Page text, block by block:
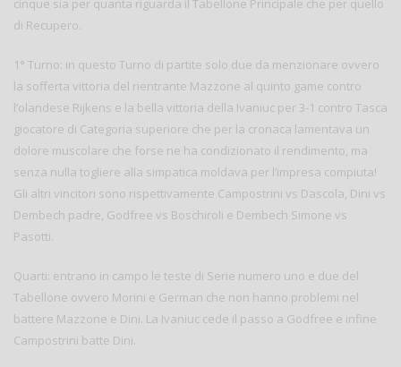
cinque sia per quanta riguarda il Tabellone Principale che per quello
di Recupero.
1° Turno: in questo Turno di partite solo due da menzionare ovvero
la sofferta vittoria del rientrante Mazzone al quinto game contro
l’olandese Rijkens e la bella vittoria della Ivaniuc per 3-1 contro Tasca
giocatore di Categoria superiore che per la cronaca lamentava un
dolore muscolare che forse ne ha condizionato il rendimento, ma
senza nulla togliere alla simpatica moldava per l’impresa compiuta!
Gli altri vincitori sono rispettivamente Campostrini vs Dascola, Dini vs
Dembech padre, Godfree vs Boschiroli e Dembech Simone vs
Pasotti.
Quarti: entrano in campo le teste di Serie numero uno e due del
Tabellone ovvero Morini e German che non hanno problemi nel
battere Mazzone e Dini. La Ivaniuc cede il passo a Godfree e infine
Campostrini batte Dini.